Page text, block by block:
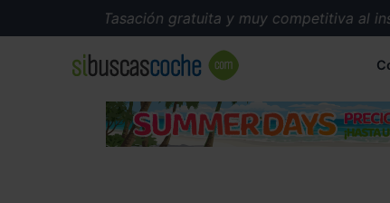
Tasación gratuita y muy competitiva al